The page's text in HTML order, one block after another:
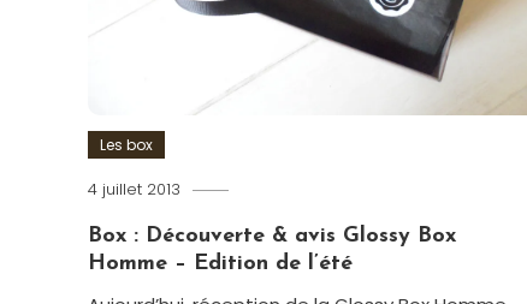
Les box
4 juillet 2013
Box : Découverte & avis Glossy Box
Homme – Edition de l’été